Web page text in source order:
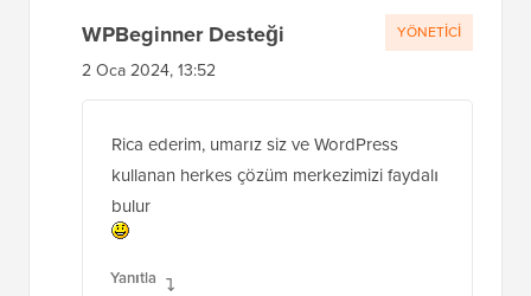
WPBeginner Desteği
2 Oca 2024, 13:52
Rica ederim, umarız siz ve WordPress
kullanan herkes çözüm merkezimizi faydalı
bulur
Yanıtla
YÖNETICI